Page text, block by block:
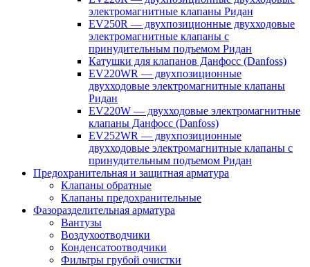
электромагнитные клапаны Ридан
EV250R — двухпозиционные двухходовые
электромагнитные клапаны с
принудительным подъемом Ридан
Катушки для клапанов Данфосс (Danfoss)
EV220WR — двухпозиционные
двухходовые электромагнитные клапаны
Ридан
EV220W — двухходовые электромагнитные
клапаны Данфосс (Danfoss)
EV252WR — двухпозиционные
двухходовые электромагнитные клапаны с
принудительным подъемом Ридан
Предохранительная и защитная арматура
Клапаны обратные
Клапаны предохранительные
Фазоразделительная арматура
Вантузы
Воздухоотводчики
Конденсатоотводчики
Фильтры грубой очистки